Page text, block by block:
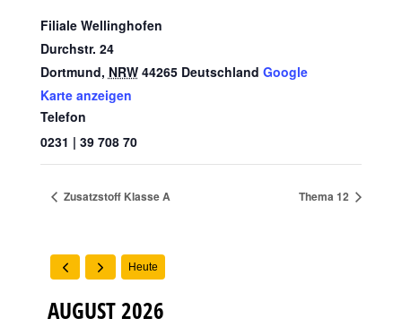
Filiale Wellinghofen
Durchstr. 24
Dortmund, NRW 44265 Deutschland Google
Karte anzeigen
Telefon
0231 | 39 708 70
Zusatzstoff Klasse A Thema 12
Heute
AUGUST 2026